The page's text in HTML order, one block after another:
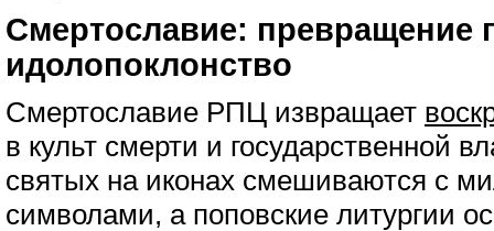
Смертославие: превращение
идолопоклонство
Смертославие РПЦ извращает
в культ смерти и государственной
святых на иконах смешиваются с
символами, а поповские литургии